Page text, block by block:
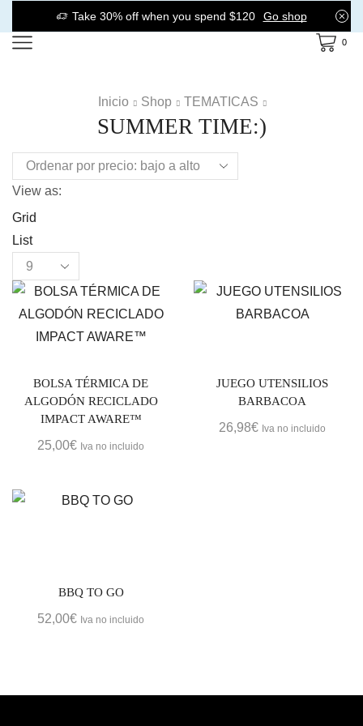
Take 30% off when you spend $120 Go shop
0
Inicio Shop TEMATICAS
SUMMER TIME:)
View as:
Grid
List
Products
per
page
BOLSA TÉRMICA DE
ALGODÓN RECICLADO
IMPACT AWARE™
25,00€ Iva no incluido
JUEGO UTENSILIOS
BARBACOA
26,98€ Iva no incluido
BBQ TO GO
52,00€ Iva no incluido